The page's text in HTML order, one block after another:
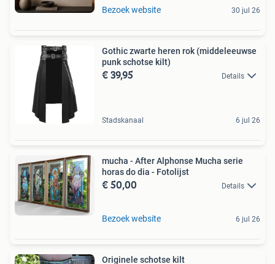
Bezoek website 30 jul 26
Gothic zwarte heren rok (middeleeuwse
punk schotse kilt)
€ 39,95 Details
Stadskanaal 6 jul 26
mucha - After Alphonse Mucha serie
horas do dia - Fotolijst
€ 50,00 Details
Bezoek website 6 jul 26
Originele schotse kilt